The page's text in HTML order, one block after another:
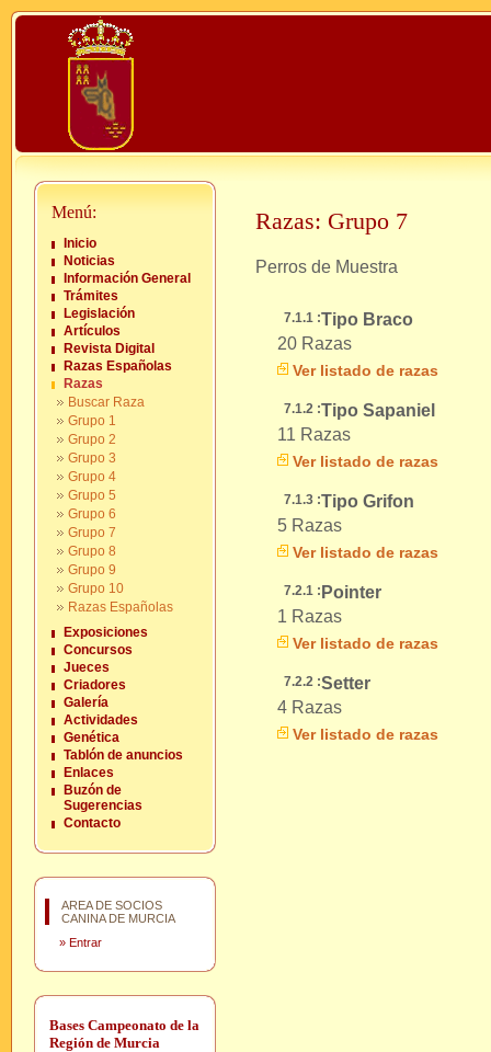
Menú:
Inicio
Noticias
Información General
Trámites
Legislación
Artículos
Revista Digital
Razas Españolas
Razas
Buscar Raza
Grupo 1
Grupo 2
Grupo 3
Grupo 4
Grupo 5
Grupo 6
Grupo 7
Grupo 8
Grupo 9
Grupo 10
Razas Españolas
Exposiciones
Concursos
Jueces
Criadores
Galería
Actividades
Genética
Tablón de anuncios
Enlaces
Buzón de
Sugerencias
Contacto
AREA DE SOCIOS
CANINA DE MURCIA
» Entrar
Bases Campeonato de la
Región de Murcia
Razas: Grupo 7
Perros de Muestra
7.1.1 :Tipo Braco
20 Razas
Ver listado de razas
7.1.2 :Tipo Sapaniel
11 Razas
Ver listado de razas
7.1.3 :Tipo Grifon
5 Razas
Ver listado de razas
7.2.1 : Pointer
1 Razas
Ver listado de razas
7.2.2 :Setter
4 Razas
Ver listado de razas